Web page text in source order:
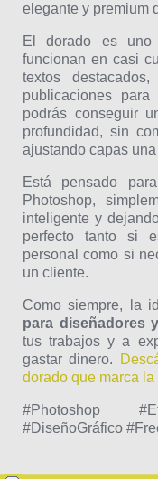
elegante y premium
El dorado es uno
funcionan en casi
textos
publicaciones
podrás conseguir
profundidad, sin
ajustando capas
Está pensado
Photoshop,
inteligente y
perfecto tanto si
personal como si
un cliente.
Como siempre, la
para diseñadores
tus trabajos y a
gastar dinero.
dorado que marca la
#Photoshop
#DiseñoGráfico